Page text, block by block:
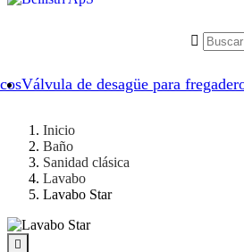
Válvula de desagüe para

Inicio
Baño
Sanidad clásica
Lavabo
Lavabo Star
